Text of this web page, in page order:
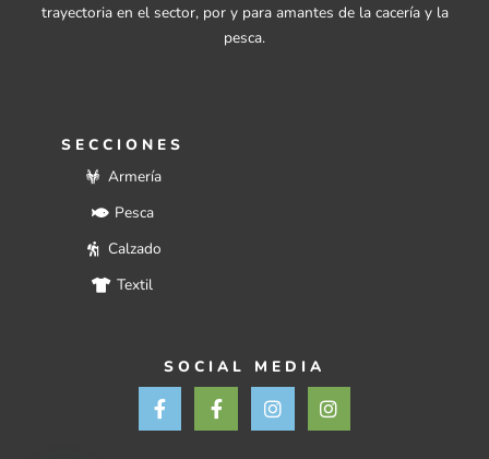
trayectoria en el sector, por y para amantes de la cacería y la
pesca.
SECCIONES
Armería
Pesca
Calzado
Textil
SOCIAL MEDIA
F
a
c
F
a
c
I
n
s
I
n
s